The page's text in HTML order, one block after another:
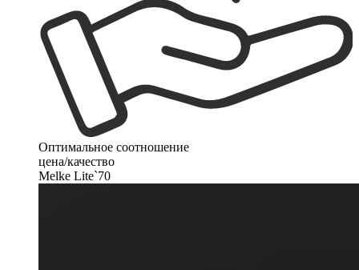
Оптимальное соотношение
цена/качество
Melke Lite`70